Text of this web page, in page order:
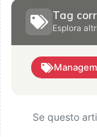
Tag
Esplora
Se questo